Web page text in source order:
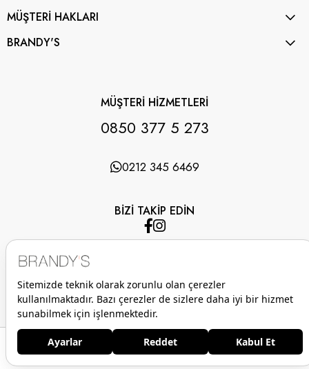
MÜŞTERİ HAKLARI
BRANDY'S
MÜŞTERİ HİZMETLERİ
0850 377 5 273
0212 345 6469
BİZİ TAKİP EDİN
Anasayfa Favorilerim Sepetim Üye Girişi